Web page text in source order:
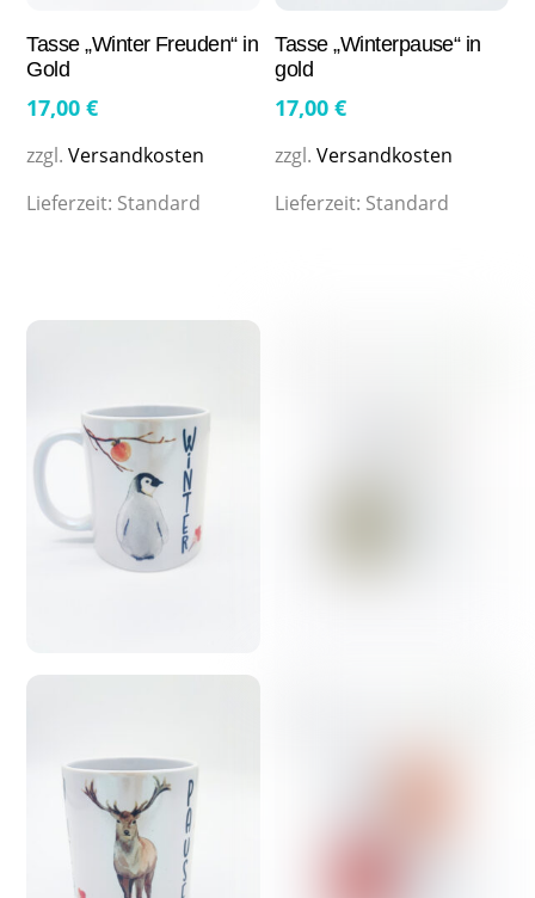
Tasse „Winter Freuden“ in
Gold
17,00€
zzgl.Versandkosten
Lieferzeit: Standard
Tasse „Winterpause“ in
gold
17,00€
zzgl.Versandkosten
Lieferzeit: Standard